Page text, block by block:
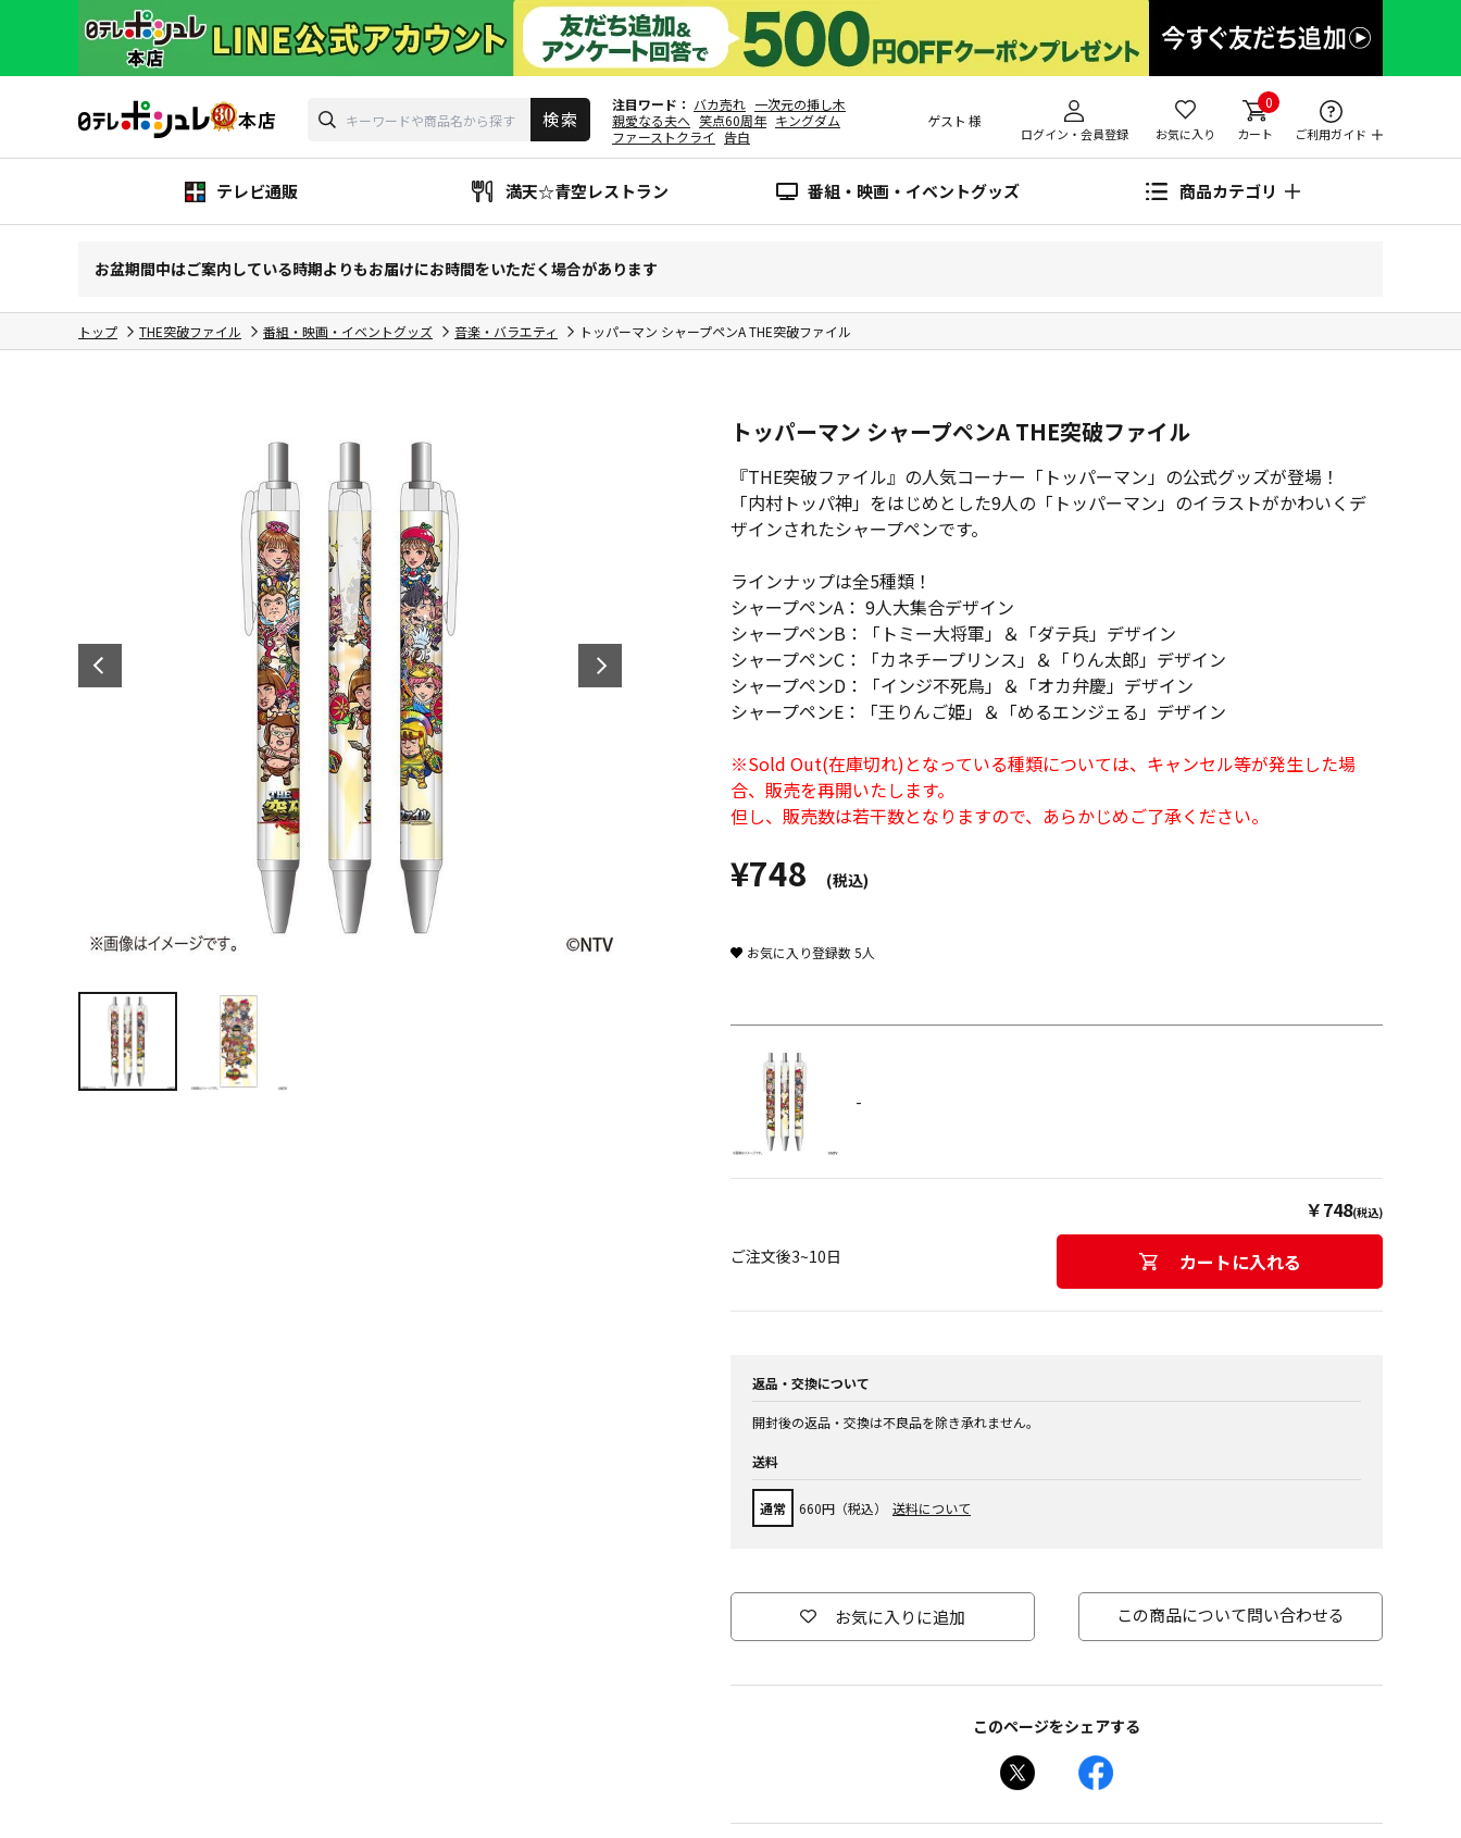
注目ワード バカ売れ 一次元の挿し木
親愛なる夫へ 笑点60周年 キングダム
ファーストクライ
告白
ゲスト 様
ログイン・会員登録 お気に入り
0
カート ご利用ガイド
テレビ通販 満天☆青空レストラン 番組・映画・イベントグッズ 商品カテゴリ
お盆期間中はご案内している時期よりもお届けにお時間をいただく場合があります
トップ THE突破ファイル 番組・映画・イベントグッズ 音楽・バラエティ トッパーマン シャープペンA THE突破ファイル
トッパーマン シャープペンA THE突破ファイル
『THE突破ファイル』の人気コーナー「トッパーマン」の公式グッズが登場！
「内村トッパ神」をはじめとした9人の「トッパーマン」のイラストがかわいくデ
ザインされたシャープペンです。
ラインナップは全5種類！
シャープペンA： 9人大集合デザイン
シャープペンB：「トミー大将軍」＆「ダテ兵」デザイン
シャープペンC：「カネチープリンス」＆「りん太郎」デザイン
シャープペンD：「インジ不死鳥」＆「オカ弁慶」デザイン
シャープペンE：「王りんご姫」＆「めるエンジェる」デザイン
※Sold Out(在庫切れ)となっている種類については、キャンセル等が発生した場
合、販売を再開いたします。
但し、販売数は若干数となりますので、あらかじめご了承ください。
¥748 (税込)
お気に入り登録数5人
-
￥748(税込)
ご注文後3~10日 カートに入れる
返品・交換について
開封後の返品・交換は不良品を除き承れません。
送料
通常 660円（税込） 送料について
お気に入りに追加 この商品について問い合わせる
このページをシェアする